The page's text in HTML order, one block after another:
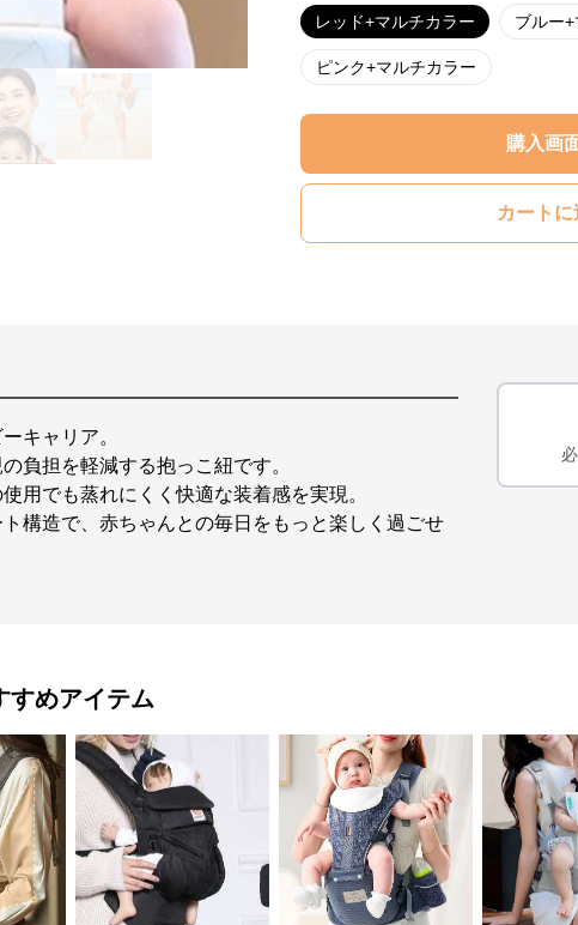
レッド+マルチカラー ブルー
ピンク+マルチカラー
購入画
カート
キャリア。
負担を軽減する抱っこ紐です。
用でも蒸れにくく快適な装着感を実現。
構造で、赤ちゃんとの毎日をもっと楽しく過ごせ
すめアイテム